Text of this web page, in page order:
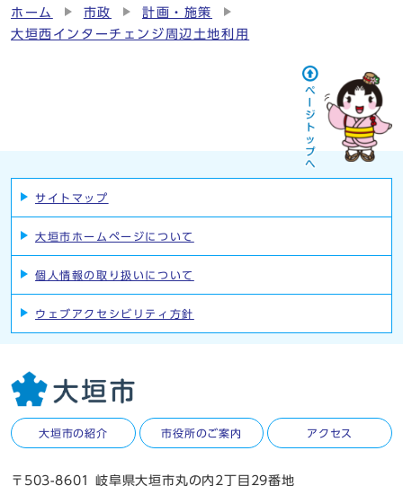
ホーム 市政
計画・施策
大垣西インターチェンジ周辺土地利用
サイトマップ
大垣市ホームページについて
個人情報の取り扱いについて
ウェブアクセシビリティ方針
大垣市の紹介 市役所のご案内 アクセス
〒503-8601 岐阜県大垣市丸の内2丁目29番地